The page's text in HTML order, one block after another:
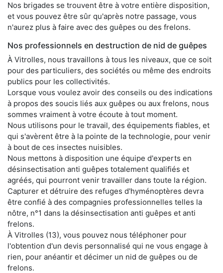
Nos brigades se trouvent être à votre entière disposition,
et vous pouvez être sûr qu'après notre passage, vous
n'aurez plus à faire avec des guêpes ou des frelons.
Nos professionnels en destruction de nid de guêpes
À Vitrolles, nous travaillons à tous les niveaux, que ce soit
pour des particuliers, des sociétés ou même des endroits
publics pour les collectivités.
Lorsque vous voulez avoir des conseils ou des indications
à propos des soucis liés aux guêpes ou aux frelons, nous
sommes vraiment à votre écoute à tout moment.
Nous utilisons pour le travail, des équipements fiables, et
qui s'avèrent être à la pointe de la technologie, pour venir
à bout de ces insectes nuisibles.
Nous mettons à disposition une équipe d'experts en
désinsectisation anti guêpes totalement qualifiés et
agréés, qui pourront venir travailler dans toute la région.
Capturer et détruire des refuges d'hyménoptères devra
être confié à des compagnies professionnelles telles la
nôtre, n°1 dans la désinsectisation anti guêpes et anti
frelons.
À Vitrolles (13), vous pouvez nous téléphoner pour
l'obtention d'un devis personnalisé qui ne vous engage à
rien, pour anéantir et décimer un nid de guêpes ou de
frelons.